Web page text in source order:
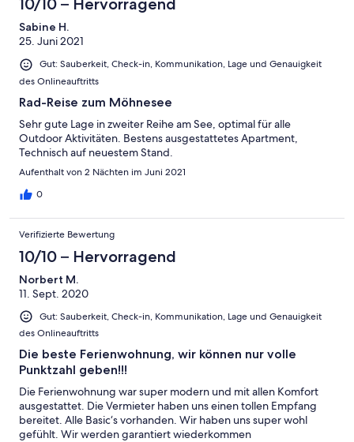
10/10 – Hervorragend
Sabine H.
25. Juni 2021
Gut: Sauberkeit, Check-in, Kommunikation, Lage und Genauigkeit
des Onlineauftritts
Rad-Reise zum Möhnesee
Sehr gute Lage in zweiter Reihe am See, optimal für alle
Outdoor Aktivitäten. Bestens ausgestattetes Apartment,
Technisch auf neuestem Stand.
Aufenthalt von 2 Nächten im Juni 2021
0
Verifizierte Bewertung
10/10 – Hervorragend
Norbert M.
11. Sept. 2020
Gut: Sauberkeit, Check-in, Kommunikation, Lage und Genauigkeit
des Onlineauftritts
Die beste Ferienwohnung, wir können nur volle
Punktzahl geben!!!
Die Ferienwohnung war super modern und mit allen Komfort
ausgestattet. Die Vermieter haben uns einen tollen Empfang
bereitet. Alle Basic‘s vorhanden. Wir haben uns super wohl
gefühlt. Wir werden garantiert wiederkommen